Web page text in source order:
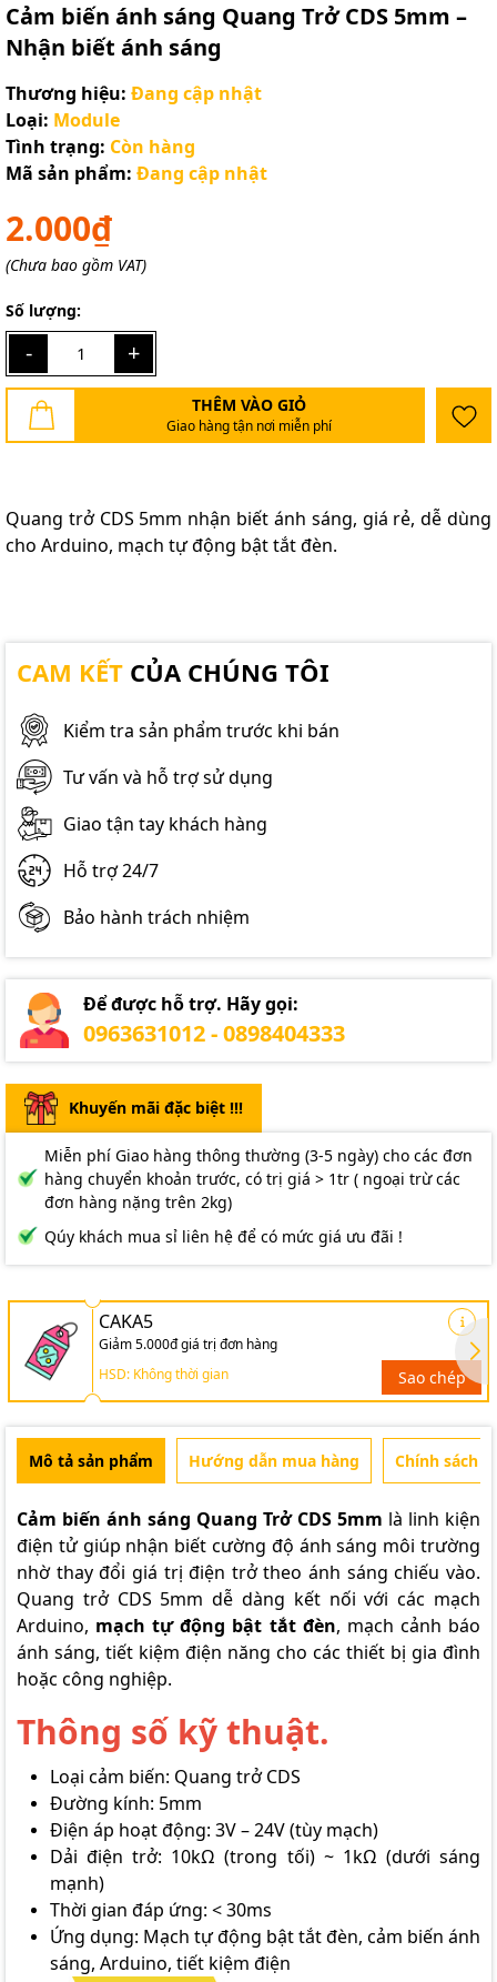
Cảm biến ánh sáng Quang Trở CDS 5mm –
Nhận biết ánh sáng
Thương hiệu: Đang cập nhật
Loại: Module
Tình trạng: Còn hàng
Mã sản phẩm: Đang cập nhật
2.000₫
(Chưa bao gồm VAT)
Số lượng:
- +
THÊM VÀO GIỎ
Giao hàng tận nơi miễn phí
Quang trở CDS 5mm nhận biết ánh sáng, giá rẻ, dễ dùng
cho Arduino, mạch tự động bật tắt đèn.
CAM KẾT CỦA CHÚNG TÔI
Kiểm tra sản phẩm trước khi bán
Tư vấn và hỗ trợ sử dụng
Giao tận tay khách hàng
Hỗ trợ 24/7
Bảo hành trách nhiệm
Để được hỗ trợ. Hãy gọi:
0963631012 - 0898404333
Khuyến mãi đặc biệt !!!
Miễn phí Giao hàng thông thường (3-5 ngày) cho các đơn
hàng chuyển khoản trước, có trị giá > 1tr ( ngoại trừ các
đơn hàng nặng trên 2kg)
Qúy khách mua sỉ liên hệ để có mức giá ưu đãi !
CAKA5
Giảm 5.000đ giá trị đơn hàng
HSD: Không thời gian
Sao chép
Mô tả sản phẩm Hướng dẫn mua hàng Chính sách
Cảm biến ánh sáng Quang Trở CDS 5mm là linh kiện
điện tử giúp nhận biết cường độ ánh sáng môi trường
nhờ thay đổi giá trị điện trở theo ánh sáng chiếu vào.
Quang trở CDS 5mm dễ dàng kết nối với các mạch
Arduino, mạch tự động bật tắt đèn, mạch cảnh báo
ánh sáng, tiết kiệm điện năng cho các thiết bị gia đình
hoặc công nghiệp.
Thông số kỹ thuật.
Loại cảm biến: Quang trở CDS
Đường kính: 5mm
Điện áp hoạt động: 3V – 24V (tùy mạch)
Dải điện trở: 10kΩ (trong tối) ~ 1kΩ (dưới sáng
mạnh)
Thời gian đáp ứng: < 30ms
Ứng dụng: Mạch tự động bật tắt đèn, cảm biến ánh
sáng, Arduino, tiết kiệm điện